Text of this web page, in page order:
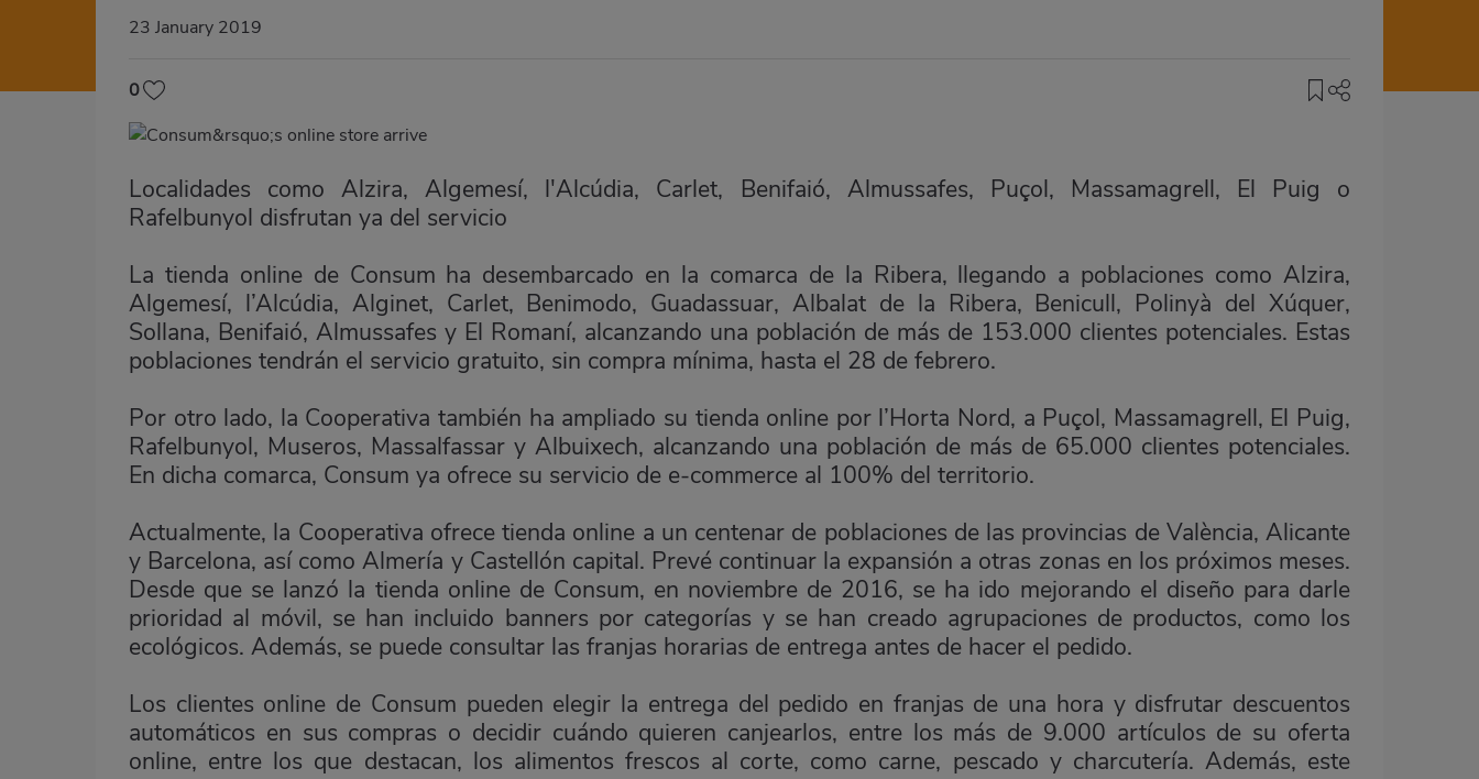
23 January 2019
0
Localidades como Alzira, Algemesí, l'Alcúdia, Carlet, Benifaió, Almussafes, Puçol, Massamagrell, El Puig o
Rafelbunyol disfrutan ya del servicio
La tienda online de Consum ha desembarcado en la comarca de la Ribera, llegando a poblaciones como Alzira,
Algemesí, l’Alcúdia, Alginet, Carlet, Benimodo, Guadassuar, Albalat de la Ribera, Benicull, Polinyà del Xúquer,
Sollana, Benifaió, Almussafes y El Romaní, alcanzando una población de más de 153.000 clientes potenciales. Estas
poblaciones tendrán el servicio gratuito, sin compra mínima, hasta el 28 de febrero.
Por otro lado, la Cooperativa también ha ampliado su tienda online por l’Horta Nord, a Puçol, Massamagrell, El Puig,
Rafelbunyol, Museros, Massalfassar y Albuixech, alcanzando una población de más de 65.000 clientes potenciales.
En dicha comarca, Consum ya ofrece su servicio de e-commerce al 100% del territorio.
Actualmente, la Cooperativa ofrece tienda online a un centenar de poblaciones de las provincias de València, Alicante
y Barcelona, así como Almería y Castellón capital. Prevé continuar la expansión a otras zonas en los próximos meses.
Desde que se lanzó la tienda online de Consum, en noviembre de 2016, se ha ido mejorando el diseño para darle
prioridad al móvil, se han incluido banners por categorías y se han creado agrupaciones de productos, como los
ecológicos. Además, se puede consultar las franjas horarias de entrega antes de hacer el pedido.
Los clientes online de Consum pueden elegir la entrega del pedido en franjas de una hora y disfrutar descuentos
automáticos en sus compras o decidir cuándo quieren canjearlos, entre los más de 9.000 artículos de su oferta
online, entre los que destacan, los alimentos frescos al corte, como carne, pescado y charcutería. Además, este